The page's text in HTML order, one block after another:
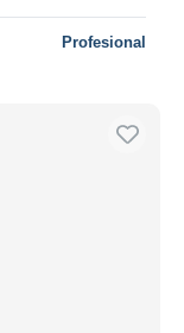
Profesional